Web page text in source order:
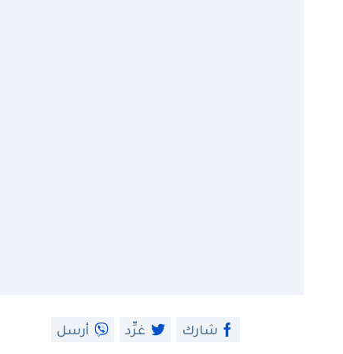
شارك غرِّد أرسل